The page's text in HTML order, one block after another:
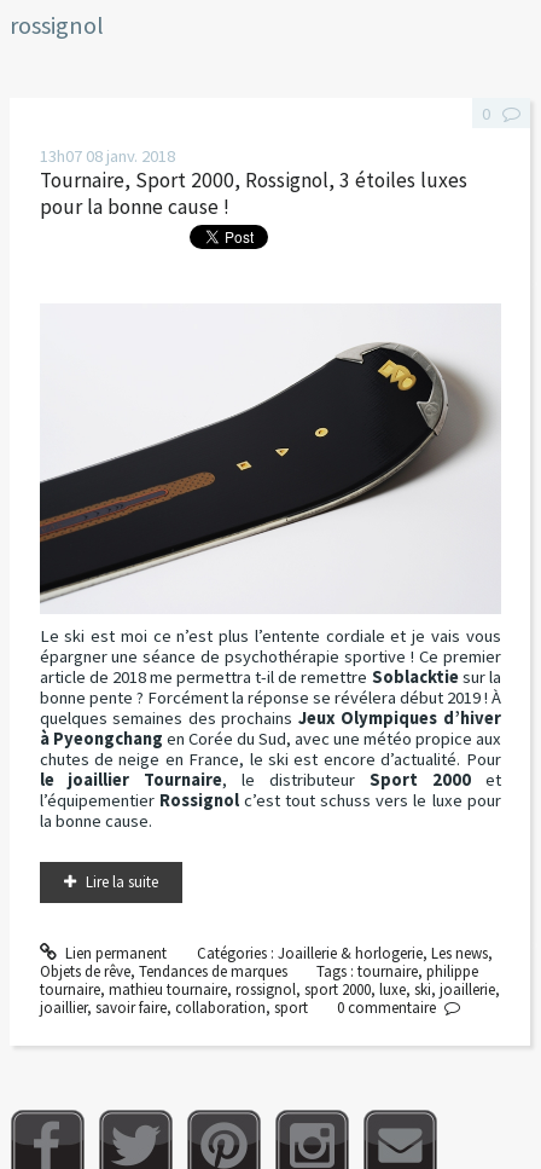
rossignol
13h07 08 janv. 2018
Tournaire, Sport 2000, Rossignol, 3 étoiles luxes
pour la bonne cause !
Le ski est moi ce n’est plus l’entente cordiale et je vais vous
épargner une séance de psychothérapie sportive ! Ce premier
article de 2018 me permettra t-il de remettre Soblacktiesur la
bonne pente ? Forcément la réponse se révélera début 2019 ! À
quelques semaines des prochains Jeux Olympiques d’hiver
à Pyeongchang en Corée du Sud, avec une météo propice aux
chutes de neige en France, le ski est encore d’actualité. Pour
le joaillier Tournaire, le distributeur Sport 2000et
l’équipementier Rossignolc’est tout schuss vers le luxe pour
la bonne cause.
Lire la suite
Lien permanent Catégories : Joaillerie & horlogerie, Les news,
Objets de rêve, Tendances de marques Tags :tournaire,philippe
tournaire, mathieu tournaire, rossignol, sport 2000, luxe, ski, joaillerie,
joaillier, savoir faire, collaboration, sport
0
0commentaire